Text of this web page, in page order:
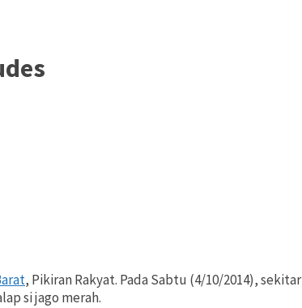
, Pikiran Rakyat. Pada Sabtu (4/10/2014), sekitar
si jago merah.